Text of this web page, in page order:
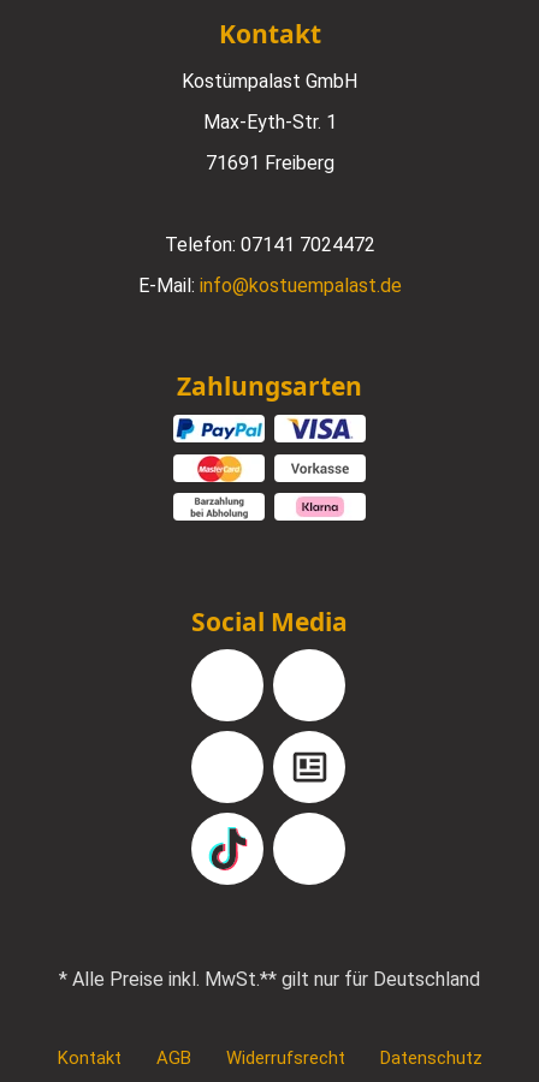
Kontakt
Kostümpalast GmbH
Max-Eyth-Str. 1
71691 Freiberg
Telefon: 07141 7024472
E-Mail: info@kostuempalast.de
Zahlungsarten
Social Media
Facebook Instagram
YouTube Blog
TikTok Pinterest
* Alle Preise inkl. MwSt.** gilt nur für Deutschland
Kontakt AGB Widerrufsrecht Datenschutz